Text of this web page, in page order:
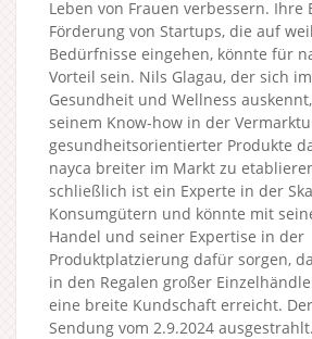
Leben von Frauen verbessern.
Förderung von Startups, die auf
Bedürfnisse eingehen, könnte für
Vorteil sein. Nils Glagau, der sich
Gesundheit und Wellness
seinem Know-how in der
gesundheitsorientierter Produkte
nayca breiter im Markt zu
schließlich ist ein Experte in der
Konsumgütern und könnte mit
Handel und seiner Expertise in der
Produktplatzierung dafür sorgen,
in den Regalen großer
eine breite Kundschaft erreicht.
Sendung vom 2.9.2024 ausgestrahlt.